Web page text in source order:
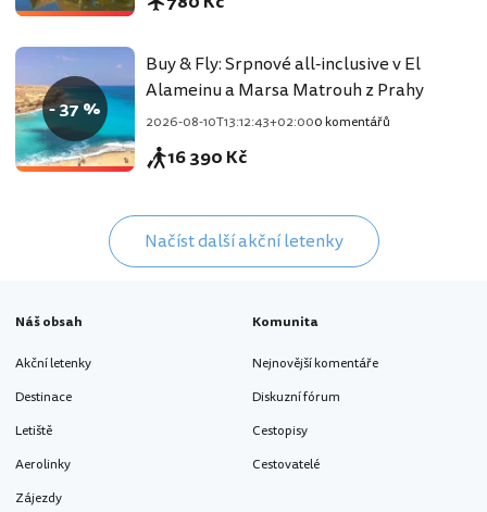
- 37 %
Buy & Fly: Srpnové all-inclusive v El
Alameinu a Marsa Matrouh z Prahy
2026-08-10T13:12:43+02:000 komentářů
16 390 Kč
Načíst další akční letenky
Náš obsah
Akční letenky
Destinace
Letiště
Aerolinky
Zájezdy
Komunita
Nejnovější komentáře
Diskuzní fórum
Cestopisy
Cestovatelé